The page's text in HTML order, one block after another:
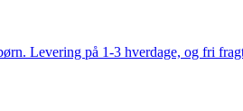
Levering på 1-3 hverdage, og fri